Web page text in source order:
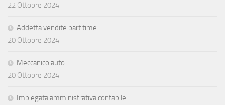
22 Ottobre 2024
Addetta vendite part time
20 Ottobre 2024
Meccanico auto
20 Ottobre 2024
Impiegata amministrativa contabile